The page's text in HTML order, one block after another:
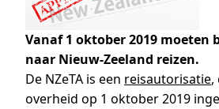
Vanaf 1 oktober 2019 moeten
naar Nieuw-Zeeland reizen.
De NZeTA is een reisautorisatie,
overheid op 1 oktober 2019